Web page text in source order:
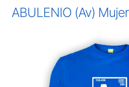
ABULENIO (Av) Mujer